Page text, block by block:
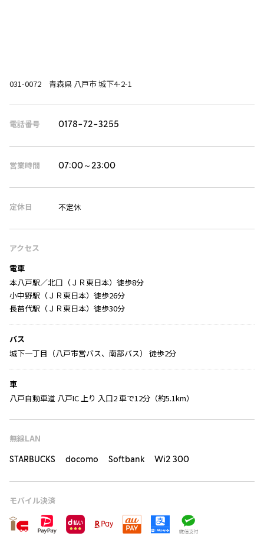
031-0072 青森県 八戸市 城下4-2-1
電話番号 0178-72-3255
営業時間 07:00～23:00
定休日 不定休
アクセス
電車
本八戸駅／北口（ＪＲ東日本）徒歩8分
小中野駅（ＪＲ東日本）徒歩26分
長苗代駅（ＪＲ東日本）徒歩30分
バス
城下一丁目（八戸市営バス、南部バス） 徒歩2分
車
八戸自動車道 八戸IC 上り 入口2 車で12分（約5.1km）
無線LAN
STARBUCKS docomo Softbank Wi2 300
モバイル決済